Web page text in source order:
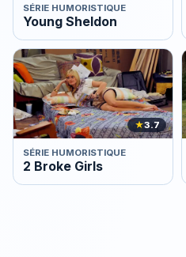
SÉRIE HUMORISTIQUE
Young Sheldon
★3.7
SÉRIE HUMORISTIQUE
2 Broke Girls